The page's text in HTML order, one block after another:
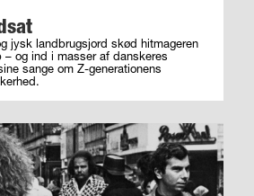
jysk landbrugsjord skød hitmageren
– og ind i masser af ­danskeres
sange om ­Z-generationens